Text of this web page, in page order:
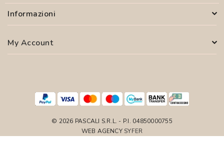
Informazioni
My Account
© 2026 PASCALI S.R.L. - P.I. 04850000755
WEB AGENCY SYFER